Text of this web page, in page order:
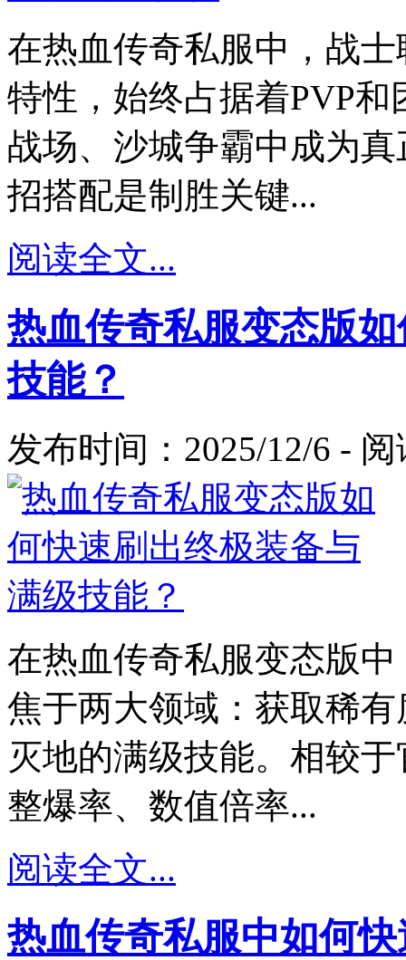
在热血传奇私服中，战
特性，始终占据着PVP
战场、沙城争霸中成为
招搭配是制胜关键...
阅读全文...
热血传奇私服变态版
技能？
发布时间：2025/12/6 -
在热血传奇私服变态版
焦于两大领域：获取稀
灭地的满级技能。相较
整爆率、数值倍率...
阅读全文...
热血传奇私服中如何